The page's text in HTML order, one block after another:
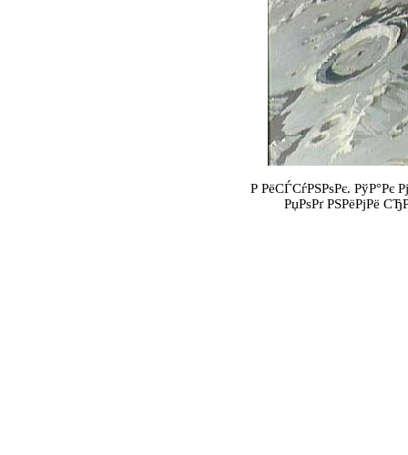
Р РёСЃСѓРЅРѕРє. РўР°Рє
РџРѕРґ РЅРёРјРё